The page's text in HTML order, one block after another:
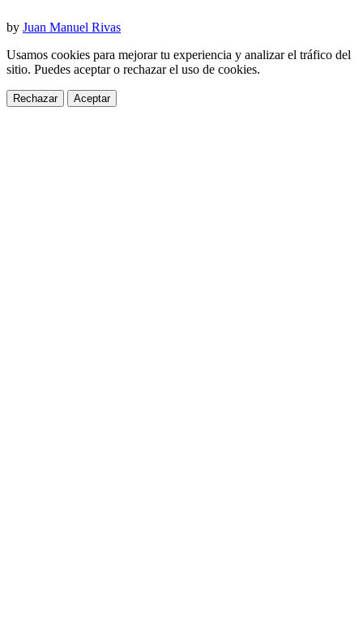
by Juan Manuel Rivas
Usamos cookies para mejorar tu experiencia y analizar el tráfico del
sitio. Puedes aceptar o rechazar el uso de cookies.
Rechazar Aceptar